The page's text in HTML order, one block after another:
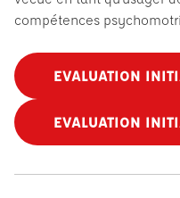
compétences
EVALUATION
EVALUATION